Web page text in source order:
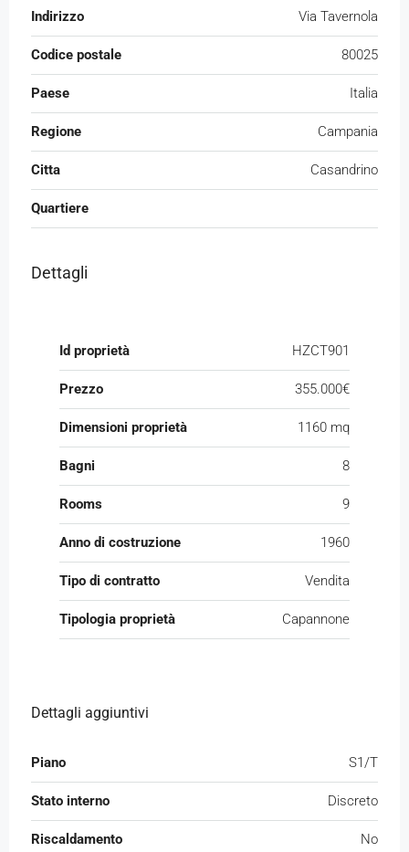
Indirizzo Via Tavernola
Codice postale 80025
Paese Italia
Regione Campania
Citta Casandrino
Quartiere
Dettagli
Id proprietà HZCT901
Prezzo 355.000€
Dimensioni proprietà 1160 mq
Bagni 8
Rooms 9
Anno di costruzione 1960
Tipo di contratto Vendita
Tipologia proprietà Capannone
Dettagli aggiuntivi
Piano S1/T
Stato interno Discreto
Riscaldamento No